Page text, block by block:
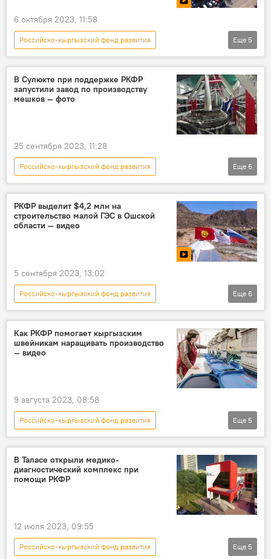
6 октября 2023, 11:58
Российско-кыргызский фонд развития
Кыргызстан
Бишкек
клиника
лечение
дети
Еще 5
В Сулюкте при поддержке РКФР
запустили завод по производству
мешков — фото
25 сентября 2023, 11:28
Российско-кыргызский фонд развития
Кыргызстан
Сулюкта
завод
производство
мешки
Еще 6
РКФР выделит $4,2 млн на
строительство малой ГЭС в Ошской
области — видео
5 сентября 2023, 13:02
Российско-кыргызский фонд развития
Кыргызстан
Россия
Артем Новиков
видео
Новости Киргизии
Еще 6
Как РКФР помогает кыргызским
швейникам наращивать производство
— видео
9 августа 2023, 08:58
Российско-кыргызский фонд развития
Кыргызстан
швейная отрасль
Глава РКФР Эркин Асрандиев пропал, переплывая Иссык-Куль
льготный кредит
Новости Киргизии
Еще 5
В Таласе открыли медико-
диагностический комплекс при
помощи РКФР
12 июля 2023, 09:55
Российско-кыргызский фонд развития
Еще 5